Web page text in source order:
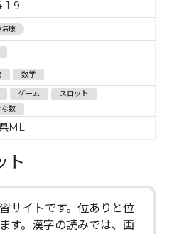
1-9
浩康
数学
ゲーム
スロット
な数
ML
ト
サイトです。位ありと位
す。漢字の読みでは、画